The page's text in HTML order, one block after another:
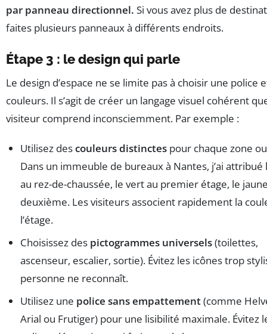
par panneau directionnel. Si vous avez plus de
faites plusieurs panneaux à différents endroits.
Étape 3 : le design qui parle
Le design d’espace ne se limite pas à choisir une police
couleurs. Il s’agit de créer un langage visuel cohérent
visiteur comprend inconsciemment. Par exemple :
Utilisez descouleurs distinctes pour chaque zone
Dans un immeuble de bureaux à Nantes, j’ai attribué
au rez-de-chaussée, le vert au premier étage, le
deuxième. Les visiteurs associent rapidement la
l’étage.
Choisissez des pictogrammes universels(toilettes,
ascenseur, escalier, sortie). Évitez les icônes trop
personne ne reconnaît.
Utilisez une police sans empattement(comme
Arial ou Frutiger) pour une lisibilité maximale. Évitez